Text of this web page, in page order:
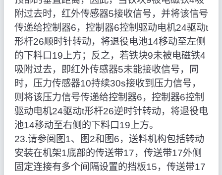
附过去时，红外传感器5接收信号，并将该信号
传递给控制器6，控制器6控制驱动电机24驱动t
形杆26顺时针转动，将退役电池14移动至左侧
的下料口19上方；反之，若铁块9未被电磁铁4
吸附过去，即红外传感器5未能接收信号，同
时，压力传感器10持续30s接收到压力信号，
则将该压力信号传递给控制器6，控制器6控制
驱动电机24驱动t形杆26逆时针转动，将退役电
池14移动至右侧的下料口19上方。
23.请参阅图1、图2和图6，送料机构包括转动
安装在机架1底部的传送带17，传送带17外侧
固定连接有多个间隔设置的挡板15，传送带17